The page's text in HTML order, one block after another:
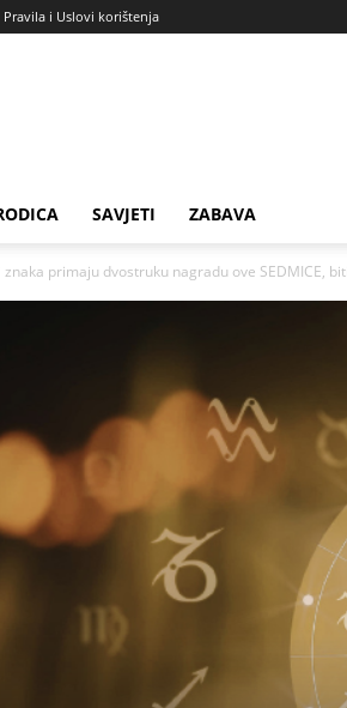
Pravila i Uslovi korištenja
SAVJETI ZABAVA
znaka primaju dvostruku nagradu ove SEDMICE,